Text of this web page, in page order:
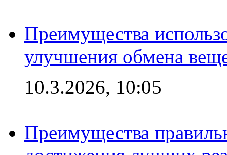
Преимущества
улучшения обмена
10.3.2026, 10:05
Преимущества